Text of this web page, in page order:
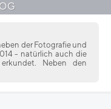
der Fotografie und
- natürlich auch die
Neben den